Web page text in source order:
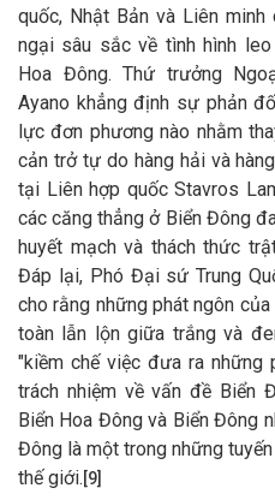
quốc, Nhật Bản và Liên
ngại sâu sắc về tình hình
Hoa Đông. Thứ trưởng
Ayano khẳng định sự phản
lực đơn phương nào nhằm
cản trở tự do hàng hải và
tại Liên hợp quốc Stavros
các căng thẳng ở Biển Đông
huyết mạch và thách thức
Đáp lại, Phó Đại sứ Trung
cho rằng những phát ngôn
toàn lẫn lộn giữa trắng và
"kiềm chế việc đưa ra những
trách nhiệm về vấn đề Biển
Biển Hoa Đông và Biển Đông
Đông là một trong những
thế giới. [9]